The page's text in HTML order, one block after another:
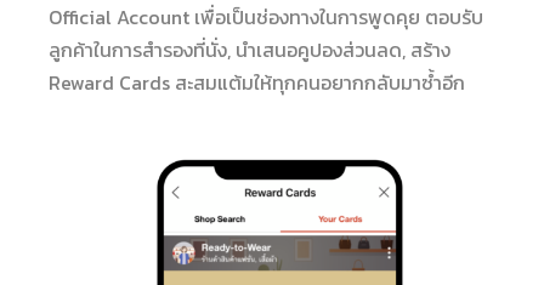
Official Account เพื่อเป็นช่องทางในการพูดคุย ตอบรับ
ลูกค้าในการสำรองที่นั่ง, นำเสนอคูปองส่วนลด, สร้าง
Reward Cards สะสมแต้มให้ทุกคนอยากกลับมาซ้ำอีก